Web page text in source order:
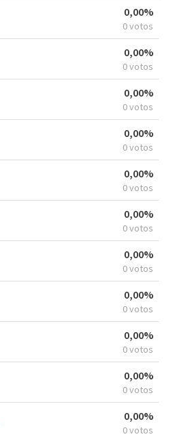
0,00%
0 votos
0,00%
0 votos
0,00%
0 votos
0,00%
0 votos
0,00%
0 votos
0,00%
0 votos
0,00%
0 votos
0,00%
0 votos
0,00%
0 votos
0,00%
0 votos
0,00%
0 votos